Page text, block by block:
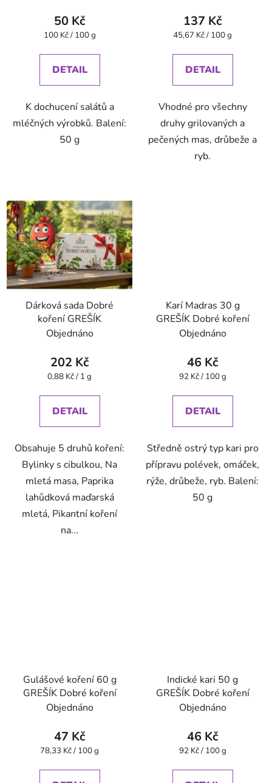
50 Kč
Měrná
100 Kč / 100 g
DETAIL
K dochucení salátů a
mléčných výrobků. Balení:
50 g
137 Kč
Měrná
45,67 Kč / 100 g
DETAIL
Vhodné pro všechny
druhy grilovaných a
pečených mas, drůbeže a
ryb.
Dárková sada Dobré
koření GREŠÍK
Objednáno
202 Kč
Měrná
0,88 Kč / 1 g
DETAIL
Obsahuje 5 druhů koření:
Bylinky s cibulkou, Na
mletá masa, Paprika
lahůdková maďarská
mletá, Pikantní koření
na...
Karí Madras 30 g
GREŠÍK Dobré koření
Objednáno
46 Kč
Měrná
92 Kč / 100 g
DETAIL
Středně ostrý typ kari pro
přípravu polévek, omáček,
rýže, drůbeže, ryb. Balení:
50 g
Gulášové koření 60 g
GREŠÍK Dobré koření
Objednáno
47 Kč
Měrná
78,33 Kč / 100 g
Indické kari 50 g
GREŠÍK Dobré koření
Objednáno
46 Kč
Měrná
92 Kč / 100 g